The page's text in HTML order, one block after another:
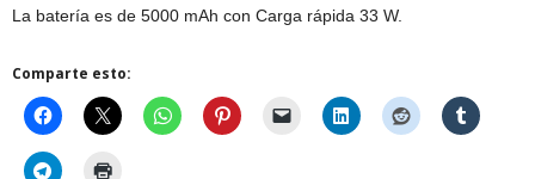
La batería es de 5000 mAh con Carga rápida 33 W.
Comparte esto: